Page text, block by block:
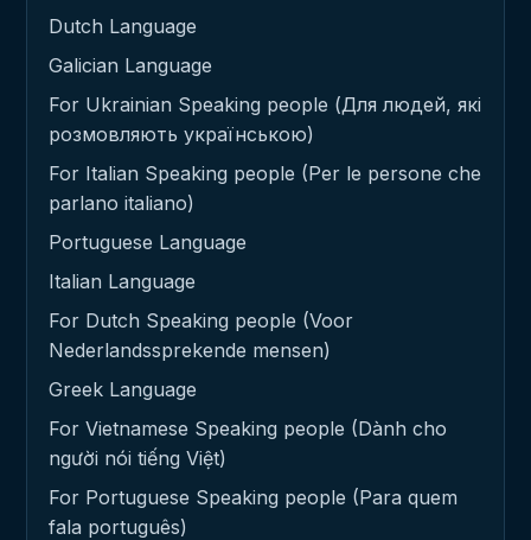
Dutch Language
Galician Language
For Ukrainian Speaking people (Для людей, які
розмовляють українською)
For Italian Speaking people (Per le persone che
parlano italiano)
Portuguese Language
Italian Language
For Dutch Speaking people (Voor
Nederlandssprekende mensen)
Greek Language
For Vietnamese Speaking people (Dành cho
người nói tiếng Việt)
For Portuguese Speaking people (Para quem
fala português)